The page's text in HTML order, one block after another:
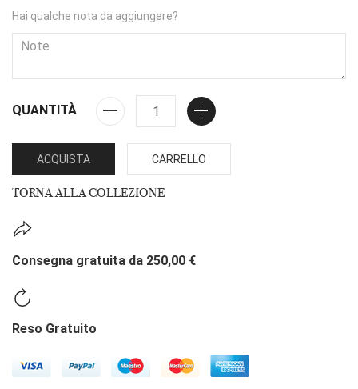
Hai qualche nota da aggiungere?
QUANTITÀ
ACQUISTA CARRELLO
TORNA ALLA COLLEZIONE
Consegna gratuita da 250,00 €
Reso Gratuito